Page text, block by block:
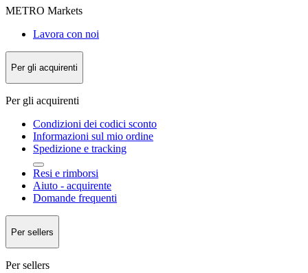
METRO Markets
Lavora con noi
Per gli acquirenti
Per gli acquirenti
Condizioni dei codici sconto
Informazioni sul mio ordine
Spedizione e tracking
Resi e rimborsi
Aiuto - acquirente
Domande frequenti
Per sellers
Per sellers